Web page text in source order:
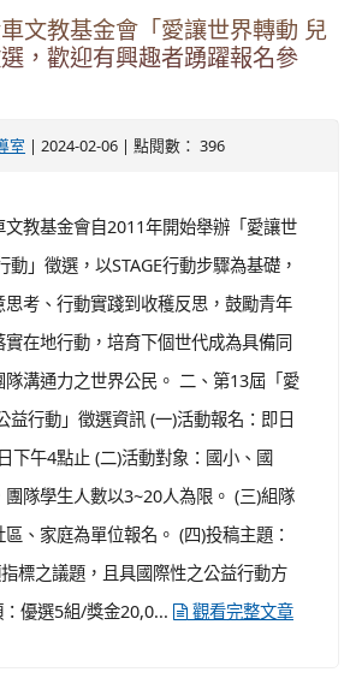
文教基金會「愛讓世界轉動 兒
，歡迎有興趣者踴躍報名參
室 | 2024-02-06 | 點閱數： 396
教基金會自2011年開始舉辦「愛讓世
動」徵選，以STAGE行動步驟為基礎，
考、行動實踐到收穫反思，鼓勵青年
在地行動，培育下個世代成為具備同
溝通力之世界公民。 二、第13屆「愛
益行動」徵選資訊 (一)活動報名：即日
下午4點止 (二)活動對象：國小、國
隊學生人數以3~20人為限。 (三)組隊
、家庭為單位報名。 (四)投稿主題：
標之議題，且具國際性之公益行動方
優選5組/獎金20,0...
觀看完整文章